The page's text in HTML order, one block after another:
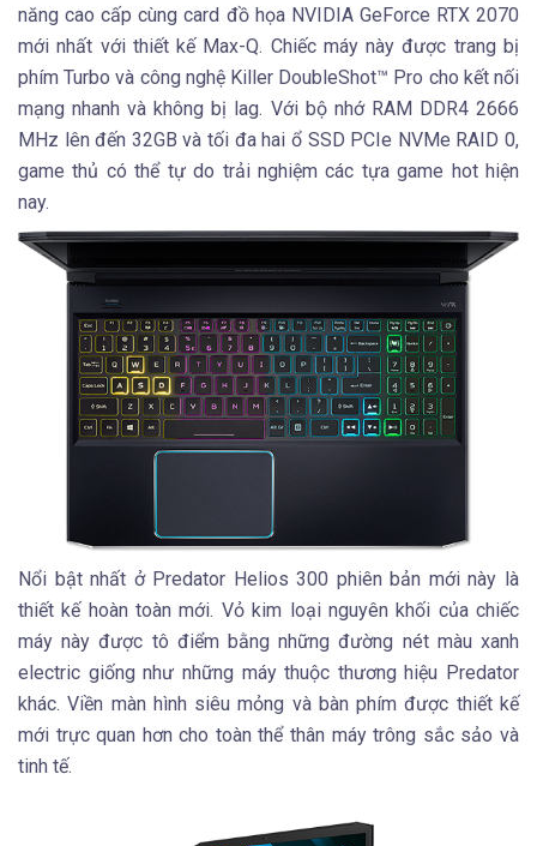
năng cao cấp cùng card đồ họa NVIDIA GeForce RTX 2070
mới nhất với thiết kế Max-Q. Chiếc máy này được trang bị
phím Turbo và công nghệ Killer DoubleShot™ Pro cho kết nối
mạng nhanh và không bị lag. Với bộ nhớ RAM DDR4 2666
MHz lên đến 32GB và tối đa hai ổ SSD PCIe NVMe RAID 0,
game thủ có thể tự do trải nghiệm các tựa game hot hiện
nay.
Nổi bật nhất ở Predator Helios 300 phiên bản mới này là
thiết kế hoàn toàn mới. Vỏ kim loại nguyên khối của chiếc
máy này được tô điểm bằng những đường nét màu xanh
electric giống như những máy thuộc thương hiệu Predator
khác. Viền màn hình siêu mỏng và bàn phím được thiết kế
mới trực quan hơn cho toàn thể thân máy trông sắc sảo và
tinh tế.